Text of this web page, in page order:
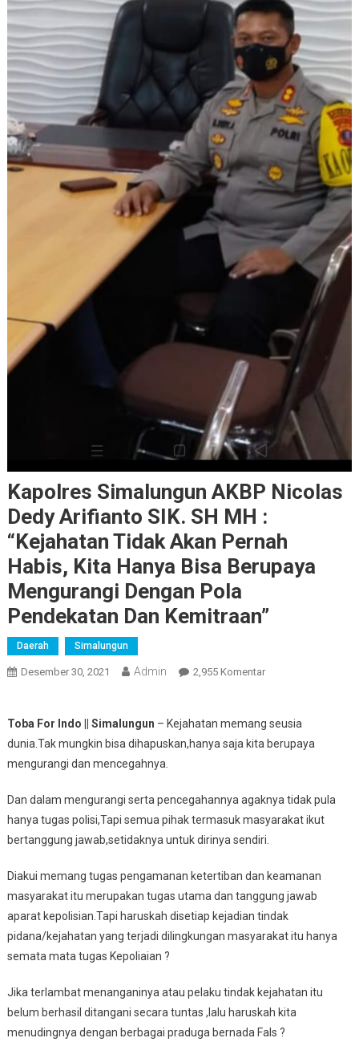
Kapolres Simalungun AKBP Nicolas
Dedy Arifianto SIK. SH MH :
“Kejahatan Tidak Akan Pernah
Habis, Kita Hanya Bisa Berupaya
Mengurangi Dengan Pola
Pendekatan Dan Kemitraan”
Daerah Simalungun
Desember 30, 2021 Admin 2,955 KomentarPada
AKBP
Nicolas
SIK.
SH
MH
“Kejahatan
Tidak
Akan
Pernah
Toba For Indo || Simalungun – Kejahatan memang seusia
dunia.Tak mungkin bisa dihapuskan,hanya saja kita berupaya
mengurangi dan mencegahnya.
Dan dalam mengurangi serta pencegahannya agaknya tidak pula
hanya tugas polisi,Tapi semua pihak termasuk masyarakat ikut
bertanggung jawab,setidaknya untuk dirinya sendiri.
Diakui memang tugas pengamanan ketertiban dan keamanan
masyarakat itu merupakan tugas utama dan tanggung jawab
aparat kepolisian.Tapi haruskah disetiap kejadian tindak
pidana/kejahatan yang terjadi dilingkungan masyarakat itu hanya
semata mata tugas Kepoliaian ?
Jika terlambat menanganinya atau pelaku tindak kejahatan itu
belum berhasil ditangani secara tuntas ,lalu haruskah kita
menudingnya dengan berbagai praduga bernada Fals ?